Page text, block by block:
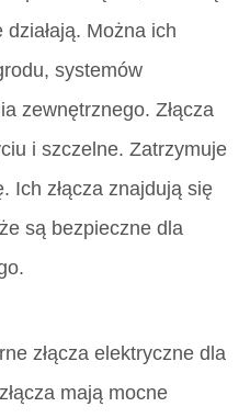
Można ich
systemów
zewnętrznego. Złącza
i szczelne. Zatrzymuje
Ich złącza znajdują się
są bezpieczne dla
złącza elektryczne dla
mają mocne